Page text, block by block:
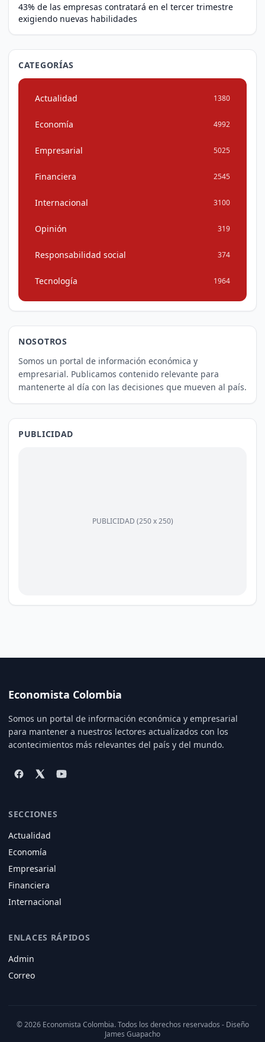
43% de las empresas contratará en el tercer trimestre
exigiendo nuevas habilidades
CATEGORÍAS
Actualidad 1380
Economía 4992
Empresarial 5025
Financiera 2545
Internacional 3100
Opinión 319
Responsabilidad social 374
Tecnología 1964
NOSOTROS
Somos un portal de información económica y
empresarial. Publicamos contenido relevante para
mantenerte al día con las decisiones que mueven al país.
PUBLICIDAD
PUBLICIDAD (250 x 250)
Economista Colombia
Somos un portal de información económica y empresarial
para mantener a nuestros lectores actualizados con los
acontecimientos más relevantes del país y del mundo.
SECCIONES
Actualidad
Economía
Empresarial
Financiera
Internacional
ENLACES RÁPIDOS
Admin
Correo
© 2026 Economista Colombia. Todos los derechos reservados - Diseño
James Guapacho